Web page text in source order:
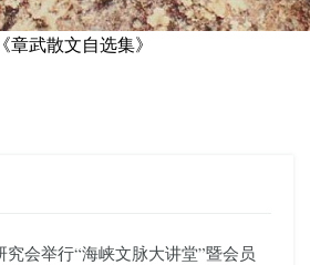
《章武散文自选集》
会举行“海峡文脉大讲堂”暨会员